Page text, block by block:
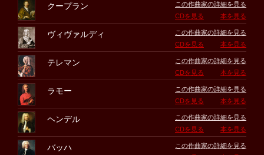
クープラン
この作曲家の詳細を見る
CDを見る
本を見る
ヴィヴァルディ
この作曲家の詳細を見る
CDを見る
本を見る
テレマン
この作曲家の詳細を見る
CDを見る
本を見る
ラモー
この作曲家の詳細を見る
CDを見る
本を見る
ヘンデル
この作曲家の詳細を見る
CDを見る
本を見る
バッハ
この作曲家の詳細を見る